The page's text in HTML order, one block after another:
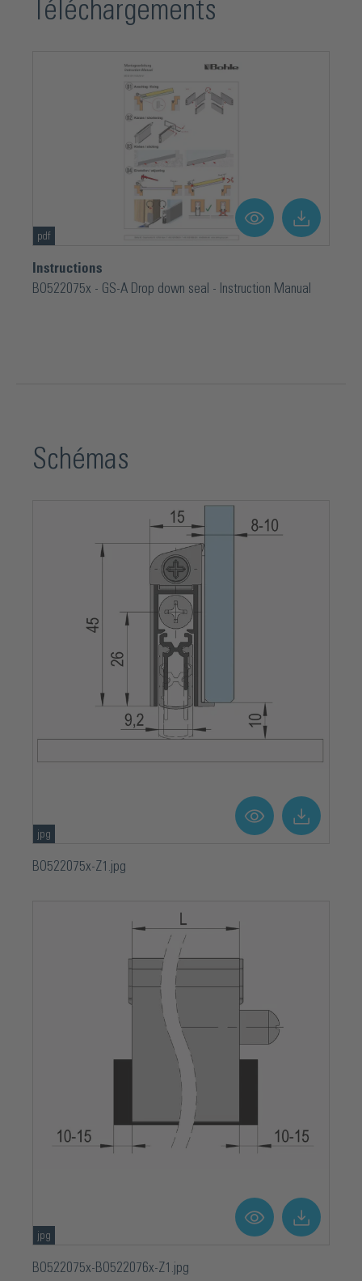
Téléchargements
pdf
Instructions
BO522075x - GS-A Drop down seal - Instruction Manual
Schémas
jpg
BO522075x-Z1.jpg
jpg
BO522075x-BO522076x-Z1.jpg